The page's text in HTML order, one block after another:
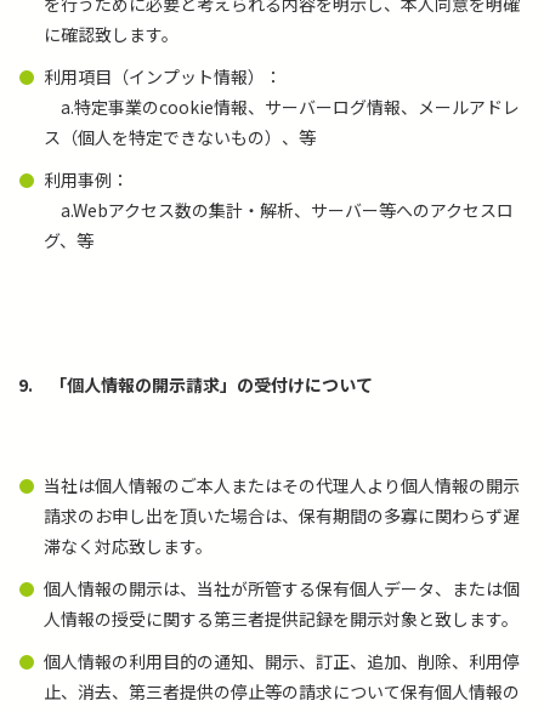
に確認致します。
利用項目（インプット情報）：
a.特定事業のcookie情報、サーバーログ情報、メールアドレ
ス（個人を特定できないもの）、等
利用事例：
a.Webアクセス数の集計・解析、サーバー等へのアクセスロ
グ、等
9. 「個人情報の開示請求」の受付けについて
当社は個人情報のご本人またはその代理人より個人情報の開示
請求のお申し出を頂いた場合は、保有期間の多寡に関わらず遅
滞なく対応致します。
個人情報の開示は、当社が所管する保有個人データ、または個
人情報の授受に関する第三者提供記録を開示対象と致します。
個人情報の利用目的の通知、開示、訂正、追加、削除、利用停
止、消去、第三者提供の停止等の請求について保有個人情報の